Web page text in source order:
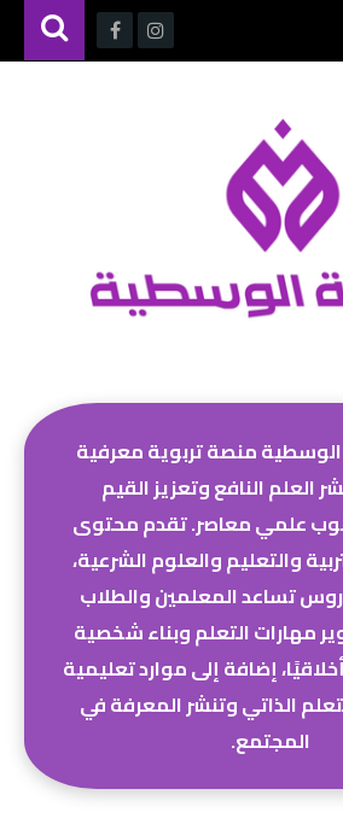
منصة تربوية معرفية
العلم النافع وتعزيز القيم
علمي معاصر. تقدم محتوى
والتعليم والعلوم الشرعية،
تساعد المعلمين والطلاب
مهارات التعلم وبناء شخصية
إضافة إلى موارد تعليمية
الذاتي وتنشر المعرفة في
المجتمع.